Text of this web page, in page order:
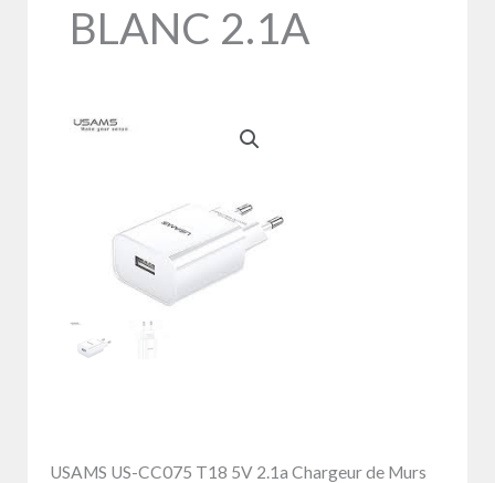
BLANC 2.1A
USAMS US-CC075 T18 5V 2.1a Chargeur de Murs